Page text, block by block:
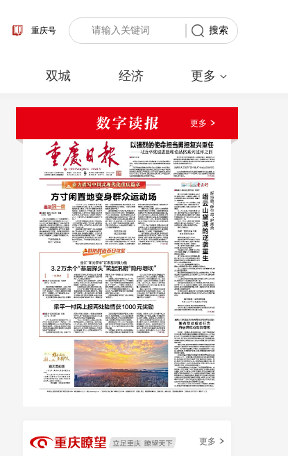
重庆号 搜索
双城 经济 更多
更多
更多